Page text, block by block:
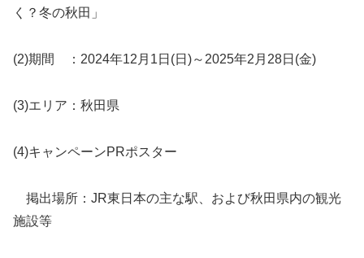
く？冬の秋田」
(2)期間 ：2024年12月1日(日)～2025年2月28日(金)
(3)エリア：秋田県
(4)キャンペーンPRポスター
掲出場所：JR東日本の主な駅、および秋田県内の観光
施設等